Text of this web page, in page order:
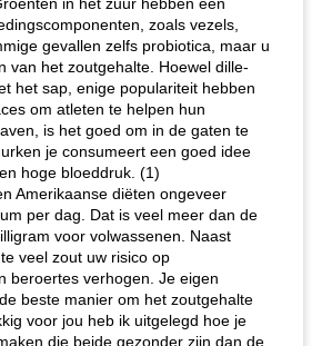
zoals vezels,
gevallen zelfs probiotica, maar u
van het zoutgehalte. Hoewel dille-
het sap, enige populariteit hebben
om atleten te helpen hun
is het goed om in de gaten te
je consumeert een goed idee
hoge bloeddruk. (1)
Amerikaanse diëten ongeveer
per dag. Dat is veel meer dan de
voor volwassenen. Naast
veel zout uw risico op
beroertes verhogen. Je eigen
beste manier om het zoutgehalte
voor jou heb ik uitgelegd hoe je
die beide gezonder zijn dan de